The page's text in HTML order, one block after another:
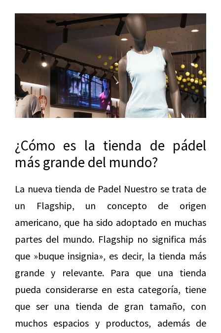
¿Cómo es la tienda de pádel
más grande del mundo?
La nueva tienda de Padel Nuestro se trata de
un Flagship, un concepto de origen
americano, que ha sido adoptado en muchas
partes del mundo. Flagship no significa más
que »buque insignia», es decir, la tienda más
grande y relevante. Para que una tienda
pueda considerarse en esta categoría, tiene
que ser una tienda de gran tamaño, con
muchos espacios y productos, además de